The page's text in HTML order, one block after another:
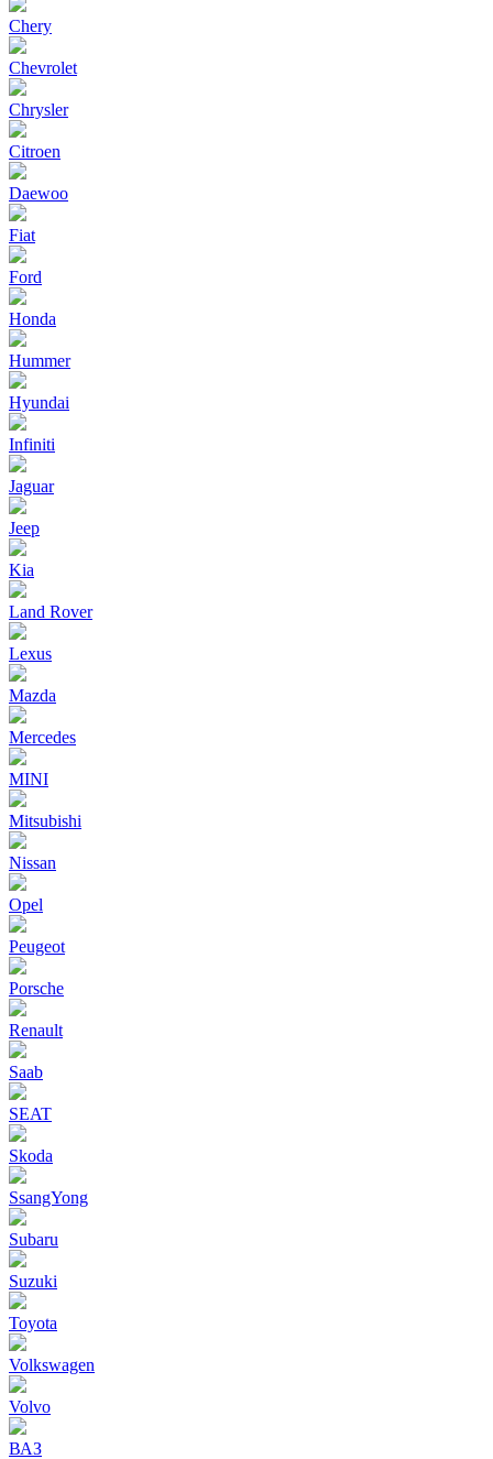
Chery
Chevrolet
Chrysler
Citroen
Daewoo
Fiat
Ford
Honda
Hummer
Hyundai
Infiniti
Jaguar
Jeep
Kia
Land Rover
Lexus
Mazda
Mercedes
MINI
Mitsubishi
Nissan
Opel
Peugeot
Porsche
Renault
Saab
SEAT
Skoda
SsangYong
Subaru
Suzuki
Toyota
Volkswagen
Volvo
ВАЗ